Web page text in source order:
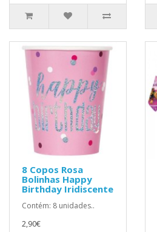
8 Copos Rosa
Bolinhas Happy
Birthday Iridiscente
Contém: 8 unidades..
2,90€